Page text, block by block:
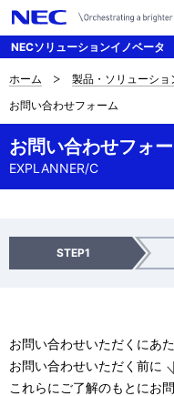
NECソリューションイノベータ
ナ
ビ
ゲ
ー
サ
イ
ト
内
置
ホーム 製品・ソリューショ
お問い合わせフォーム
お問い合わせフォ
EXPLANNER/C
STEP1
力
お問い合わせいただくにあ
お問い合わせいただく前に
これらにご了解のもとにお